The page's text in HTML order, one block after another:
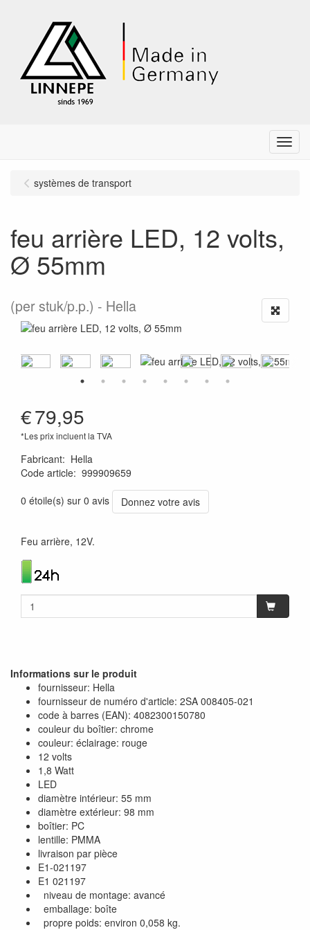
Menu
systèmes de transport
feu arrière LED, 12 volts,
Ø 55mm
(per stuk/p.p.) Hella
€79,95
*Les prix incluent la TVA
Fabricant: Hella
Code article: 999909659
0 étoile(s) sur 0 avis
Donnez votre avis
Feu arrière, 12V.
Informations sur le produit
fournisseur: Hella
fournisseur de numéro d'article: 2SA 008405-021
code à barres (EAN): 4082300150780
couleur du boîtier: chrome
couleur: éclairage: rouge
12 volts
1,8 Watt
LED
diamètre intérieur: 55 mm
diamètre extérieur: 98 mm
boîtier: PC
lentille: PMMA
livraison par pièce
E1-021197
E1 021197
niveau de montage: avancé
emballage: boîte
propre poids: environ 0,058 kg.